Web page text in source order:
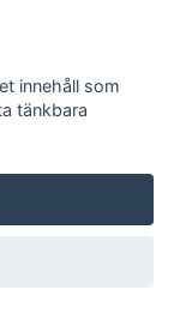
innehåll som
tänkbara